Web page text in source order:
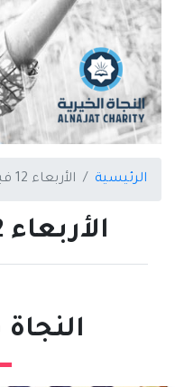
الرئيسية الأربعاء 12 فبراير 2020
الأربعاء 12 فبراير 2020